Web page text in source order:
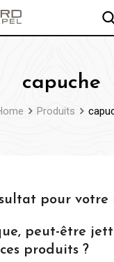
capuche
Produits
pour votre
peut-être
produits ?